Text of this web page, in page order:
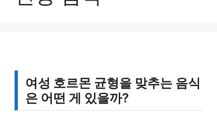
여성 호르몬 균형을 맞추는 음식
은 어떤 게 있을까?